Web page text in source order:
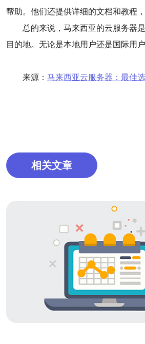
帮助。他们还提供详细的文档和教程
总的来说，马来西亚的云服务器
目的地。无论是本地用户还是国际用
来源： 马来西亚云服务器：最佳
相关文章